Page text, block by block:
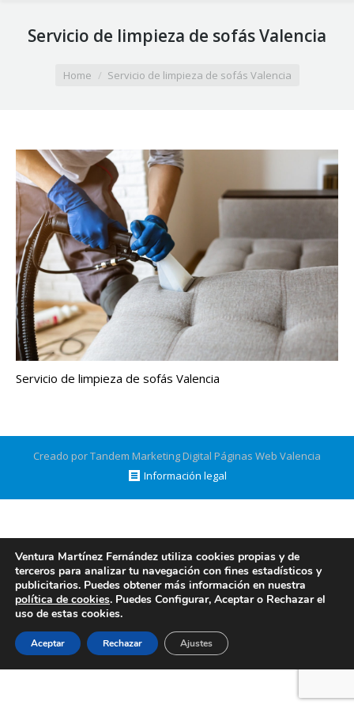
Servicio de limpieza de sofás Valencia
Home Servicio de limpieza de sofás Valencia
Servicio de limpieza de sofás Valencia
Creado por Tandem Marketing Digital Páginas Web Valencia
Información legal
Ventura Martínez Fernández utiliza cookies propias y de
terceros para analizar tu navegación con fines estadísticos y
publicitarios. Puedes obtener más información en nuestra
política de cookies. Puedes Configurar, Aceptar o Rechazar el
uso de estas cookies.
Aceptar Rechazar Ajustes